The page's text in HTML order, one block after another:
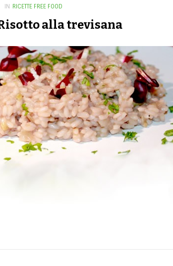
IN RICETTE FREE FOOD
alla trevisana